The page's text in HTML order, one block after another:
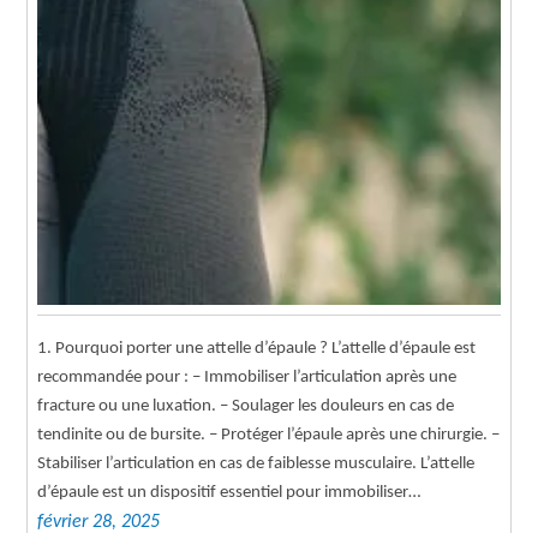
1. Pourquoi porter une attelle d’épaule ? L’attelle d’épaule est
recommandée pour : – Immobiliser l’articulation après une
fracture ou une luxation. – Soulager les douleurs en cas de
tendinite ou de bursite. – Protéger l’épaule après une chirurgie. –
Stabiliser l’articulation en cas de faiblesse musculaire. L’attelle
d’épaule est un dispositif essentiel pour immobiliser…
février 28, 2025